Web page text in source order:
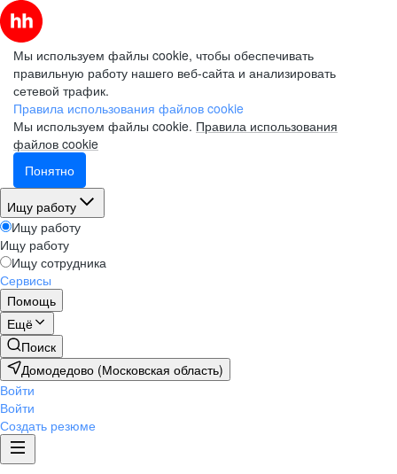
Мы используем файлы cookie, чтобы обеспечивать
правильную работу нашего веб-сайта и анализировать
сетевой трафик.
Правила использования файлов cookie
Мы используем файлы cookie. Правила использования
файлов cookie
Понятно
Ищу работу
Ищу работу
Ищу работу
Ищу сотрудника
Сервисы
Помощь
Ещё
Поиск
Домодедово (Московская область)
Войти
Войти
Создать резюме